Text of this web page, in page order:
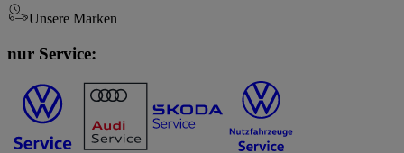
Unsere Marken
nur Service: